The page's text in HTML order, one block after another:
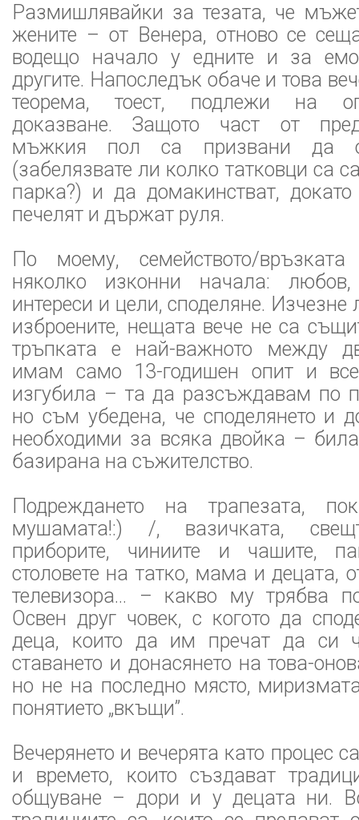
Размишлявайки за тезата, че
жените – от Венера, отново се
водещо начало у едните и за
другите. Напоследък обаче и това
теорема, тоест, подлежи на
доказване. Защото част от
мъжкия пол са призвани да
(забелязвате ли колко татковци са
парка?) и да домакинстват,
печелят и държат руля.
По моему, семейството/
няколко изконни начала:
интереси и цели, споделяне. Изчезне
изброените, нещата вече не са
тръпката е най-важното между
имам само 13-годишен опит и
изгубила – та да разсъждавам по
но съм убедена, че споделянето и
необходими за всяка двойка –
базирана на съжителство.
Подреждането на трапезата,
мушамата!:) /, вазичката,
приборите, чиниите и чашите,
столовете на татко, мама и децата,
телевизора... – какво му трябва
Освен друг човек, с когото да
деца, които да им пречат да си
ставането и донасянето на това-
но не на последно място,
понятието „вкъщи”.
Вечерянето и вечерята като процес
и времето, които създават
общуване – дори и у децата ни.